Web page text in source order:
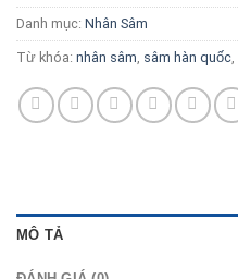
Danh mục: Nhân Sâm
Từ khóa: nhân sâm sâm hàn quốc
MÔ TẢ